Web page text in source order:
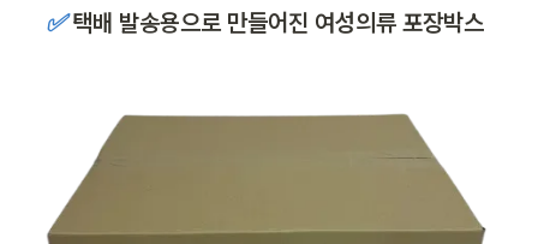
✅ 택배 발송용으로 만들어진 여성의류 포장박스